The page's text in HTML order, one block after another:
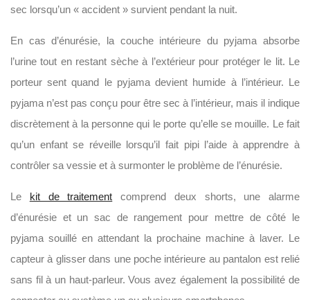
sec lorsqu’un « accident » survient pendant la nuit.
En cas d’énurésie, la couche intérieure du pyjama absorbe
l’urine tout en restant sèche à l’extérieur pour protéger le lit. Le
porteur sent quand le pyjama devient humide à l’intérieur. Le
pyjama n’est pas conçu pour être sec à l’intérieur, mais il indique
discrètement à la personne qui le porte qu’elle se mouille. Le fait
qu’un enfant se réveille lorsqu’il fait pipi l’aide à apprendre à
contrôler sa vessie et à surmonter le problème de l’énurésie.
Le kit de traitement comprend deux shorts, une alarme
d’énurésie et un sac de rangement pour mettre de côté le
pyjama souillé en attendant la prochaine machine à laver. Le
capteur à glisser dans une poche intérieure au pantalon est relié
sans fil à un haut-parleur. Vous avez également la possibilité de